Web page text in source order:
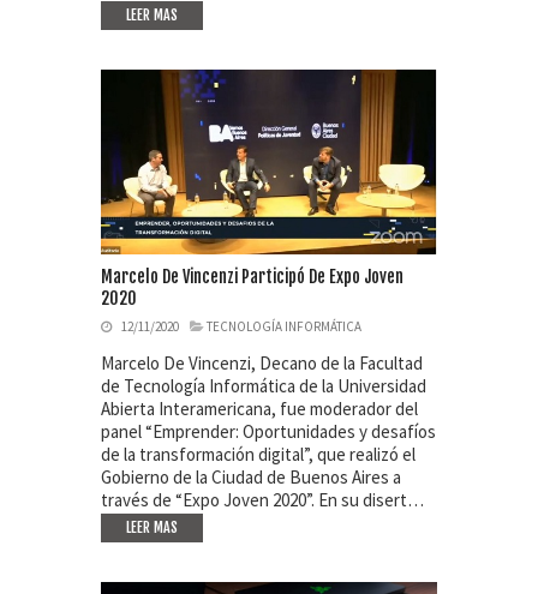
LEER MAS
Marcelo De Vincenzi Participó De Expo Joven
2020
12/11/2020 TECNOLOGÍA INFORMÁTICA
Marcelo De Vincenzi, Decano de la Facultad
de Tecnología Informática de la Universidad
Abierta Interamericana, fue moderador del
panel “Emprender: Oportunidades y desafíos
de la transformación digital”, que realizó el
Gobierno de la Ciudad de Buenos Aires a
través de “Expo Joven 2020”. En su disert…
LEER MAS